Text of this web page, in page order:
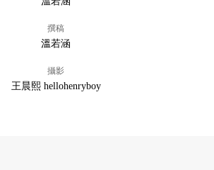
撰稿
溫若涵
攝影
王晨熙 hellohenryboy